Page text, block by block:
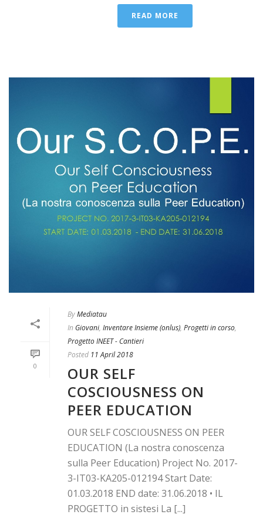
READ MORE
0
ByMediatau
In Giovani, Inventare Insieme (onlus), Progetti in corso,
Progetto INEET - Cantieri
Posted 11 April 2018
OUR SELF
COSCIOUSNESS ON
PEER EDUCATION
OUR SELF COSCIOUSNESS ON PEER
EDUCATION (La nostra conoscenza
sulla Peer Education) Project No. 2017-
3-IT03-KA205-012194 Start Date:
01.03.2018 END date: 31.06.2018 • IL
PROGETTO in sistesi La [...]